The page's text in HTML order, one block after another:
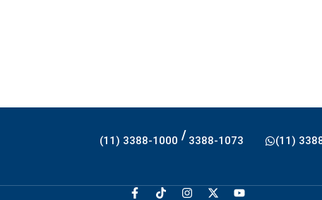
(11) 3388-1000 / 3388-1073 (11)